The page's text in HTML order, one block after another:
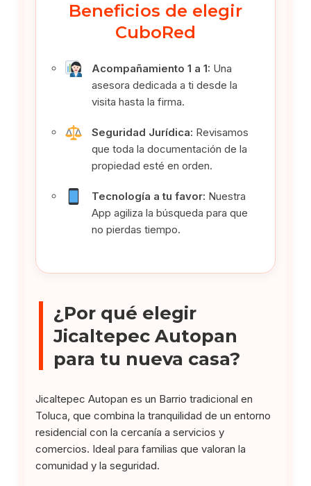
Beneficios de elegir
CuboRed
Acompañamiento 1 a 1: Una
asesora dedicada a ti desde la
visita hasta la firma.
Seguridad Jurídica: Revisamos
que toda la documentación de la
propiedad esté en orden.
Tecnología a tu favor: Nuestra
App agiliza la búsqueda para que
no pierdas tiempo.
¿Por qué elegir
Jicaltepec Autopan
para tu nueva casa?
Jicaltepec Autopan es un Barrio tradicional en
Toluca, que combina la tranquilidad de un entorno
residencial con la cercanía a servicios y
comercios. Ideal para familias que valoran la
comunidad y la seguridad.